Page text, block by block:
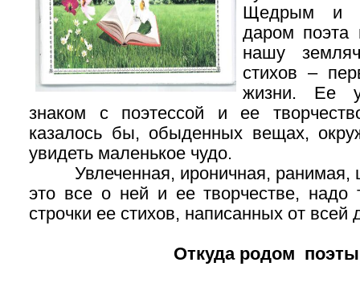
Щедрым и
даром поэта
нашу
стихов –
жизни. Ее
знаком с поэтессой и ее
казалось бы, обыденных вещах,
увидеть маленькое чудо.
Увлеченная, ироничная, ранимая,
это все о ней и ее творчестве, надо
строчки ее стихов, написанных от всей
Откуда родом